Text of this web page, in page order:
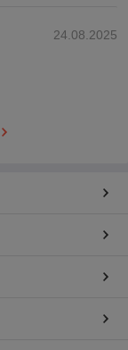
24.08.2025